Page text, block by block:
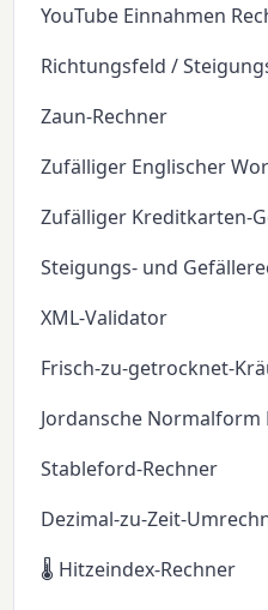
YouTube Einnahmen
Richtungsfeld /
Zaun-Rechner
Zufälliger Englischer
Zufälliger Kreditkarten-
Steigungs- und
XML-Validator
Frisch-zu-getrocknet-
Jordansche Normalform
Stableford-Rechner
Dezimal-zu-Zeit-
🌡️ Hitzeindex-Rechner